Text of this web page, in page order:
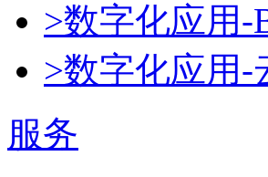
>数字化应用-
>数字化应用-
服务